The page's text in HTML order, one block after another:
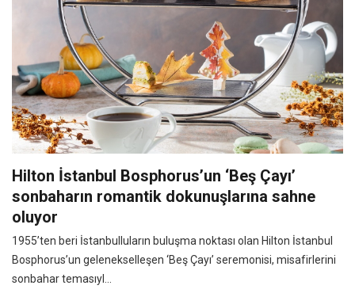
Hilton İstanbul Bosphorus’un ‘Beş Çayı’
sonbaharın romantik dokunuşlarına sahne
oluyor
1955’ten beri İstanbulluların buluşma noktası olan Hilton İstanbul
Bosphorus’un gelenekselleşen ‘Beş Çayı’ seremonisi, misafirlerini
sonbahar temasıyl...